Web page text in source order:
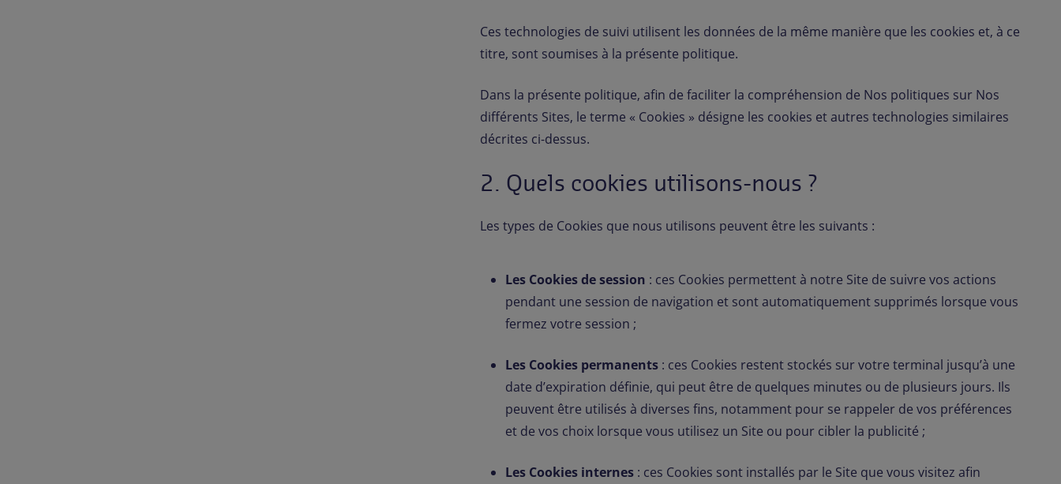
Ces technologies de suivi utilisent les données de la même manière que les cookies et, à ce
titre, sont soumises à la présente politique.
Dans la présente politique, afin de faciliter la compréhension de Nos politiques sur Nos
différents Sites, le terme « Cookies » désigne les cookies et autres technologies similaires
décrites ci-dessus.
2. Quels cookies utilisons-nous ?
Les types de Cookies que nous utilisons peuvent être les suivants :
Les Cookies de session : ces Cookies permettent à notre Site de suivre vos actions
pendant une session de navigation et sont automatiquement supprimés lorsque vous
fermez votre session ;
Les Cookies permanents : ces Cookies restent stockés sur votre terminal jusqu’à une
date d’expiration définie, qui peut être de quelques minutes ou de plusieurs jours. Ils
peuvent être utilisés à diverses fins, notamment pour se rappeler de vos préférences
et de vos choix lorsque vous utilisez un Site ou pour cibler la publicité ;
Les Cookies internes : ces Cookies sont installés par le Site que vous visitez afin